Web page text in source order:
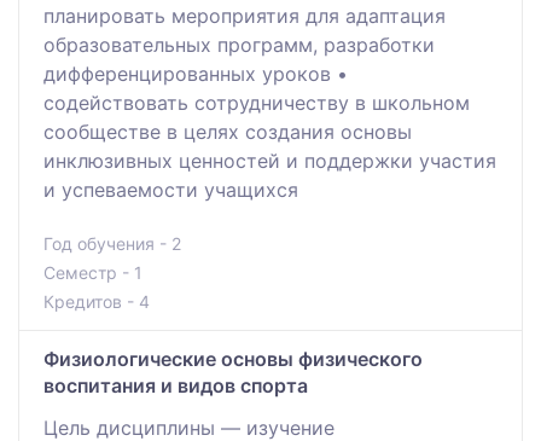
планировать мероприятия для адаптация
образовательных программ, разработки
дифференцированных уроков •
содействовать сотрудничеству в школьном
сообществе в целях создания основы
инклюзивных ценностей и поддержки участия
и успеваемости учащихся
Год обучения - 2
Семестр - 1
Кредитов - 4
Физиологические основы физического
воспитания и видов спорта
Цель дисциплины — изучение